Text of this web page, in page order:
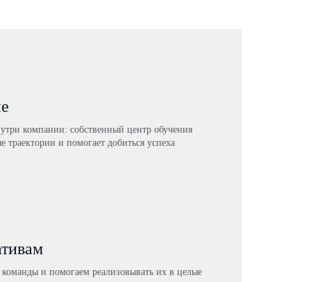
компании: собственный центр обучения
траектории и помогает добиться успеха
и помогаем реализовывать их в целые